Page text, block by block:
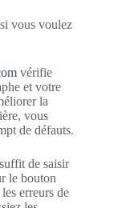
vous voulez
vérifie
et votre
la
vous
de défauts.
de saisir
le bouton
erreurs de